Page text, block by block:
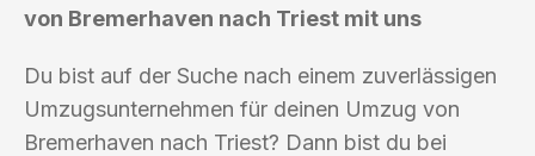
von Bremerhaven nach Triest mit uns
Du bist auf der Suche nach einem zuverlässigen
Umzugsunternehmen für deinen Umzug von
Bremerhaven nach Triest? Dann bist du bei